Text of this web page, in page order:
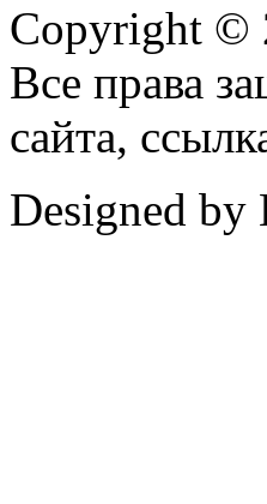
Copyright ©
Все права
сайта,
Designed